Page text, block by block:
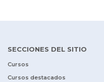
SECCIONES DEL SITIO
Cursos
Cursos destacados